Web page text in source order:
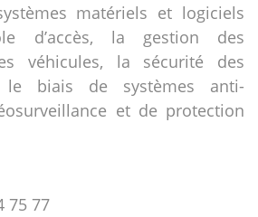
matériels et logiciels
d’accès, la gestion des
véhicules, la sécurité des
le biais de systèmes anti-
et de protection
75 77